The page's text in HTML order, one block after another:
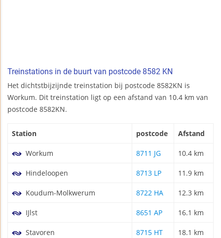
Treinstations in de buurt van postcode 8582 KN
Het dichtstbijzijnde treinstation bij postcode 8582KN is
Workum. Dit treinstation ligt op een afstand van 10.4 km van
postcode 8582KN.
Station postcode Afstand
Workum 8711 JG 10.4 km
Hindeloopen 8713 LP 11.9 km
Koudum-Molkwerum 8722 HA 12.3 km
IJlst 8651 AP 16.1 km
Stavoren 8715 HT 18.1 km